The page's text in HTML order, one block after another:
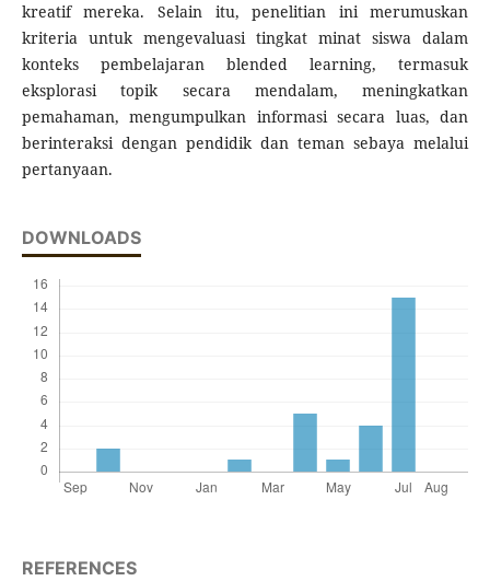
kreatif mereka. Selain itu, penelitian ini merumuskan
kriteria untuk mengevaluasi tingkat minat siswa dalam
konteks pembelajaran blended learning, termasuk
eksplorasi topik secara mendalam, meningkatkan
pemahaman, mengumpulkan informasi secara luas, dan
berinteraksi dengan pendidik dan teman sebaya melalui
pertanyaan.
DOWNLOADS
REFERENCES